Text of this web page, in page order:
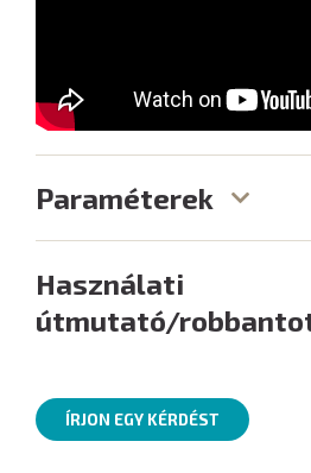
Paraméterek
Használati
útmutató/
ÍRJON EGY KÉRDÉST